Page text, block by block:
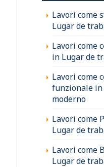
Lavori come
Lugar de
Lavori come
in Lugar de
Lavori come
funzionale
moderno
Lavori come
Lugar de
Lavori come
Lugar de